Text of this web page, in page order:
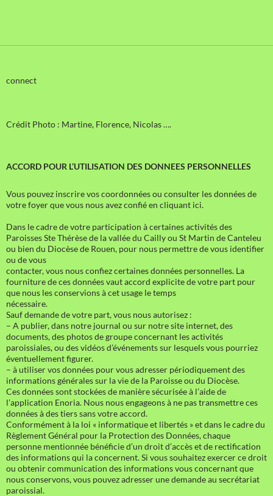
connect
Crédit Photo : Martine, Florence, Nicolas ….
ACCORD POUR L’UTILISATION DES DONNEES PERSONNELLES
Vous pouvez inscrire vos coordonnées ou consulter les données de
votre foyer que vous nous avez confié en cliquant ici.
Dans le cadre de votre participation à certaines activités des
Paroisses Ste Thérèse de la vallée du Cailly ou St Martin de Canteleu
ou bien du Diocèse de Rouen, pour nous permettre de vous identifier
ou de vous
contacter, vous nous confiez certaines données personnelles. La
fourniture de ces données vaut accord explicite de votre part pour
que nous les conservions à cet usage le temps
nécessaire.
Sauf demande de votre part, vous nous autorisez :
– A publier, dans notre journal ou sur notre site internet, des
documents, des photos de groupe concernant les activités
paroissiales, ou des vidéos d’événements sur lesquels vous pourriez
éventuellement figurer.
– à utiliser vos données pour vous adresser périodiquement des
informations générales sur la vie de la Paroisse ou du Diocèse.
Ces données sont stockées de manière sécurisée à l’aide de
l’application Enoria. Nous nous engageons à ne pas transmettre ces
données à des tiers sans votre accord.
Conformément à la loi « informatique et libertés » et dans le cadre du
Règlement Général pour la Protection des Données, chaque
personne mentionnée bénéficie d’un droit d’accès et de rectification
des informations qui la concernent. Si vous souhaitez exercer ce droit
ou obtenir communication des informations vous concernant que
nous conservons, vous pouvez adresser une demande au secrétariat
paroissial.